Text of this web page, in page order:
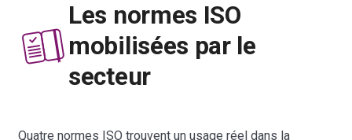
Les normes ISO
mobilisées par le
secteur
Quatre normes ISO trouvent un usage réel dans la